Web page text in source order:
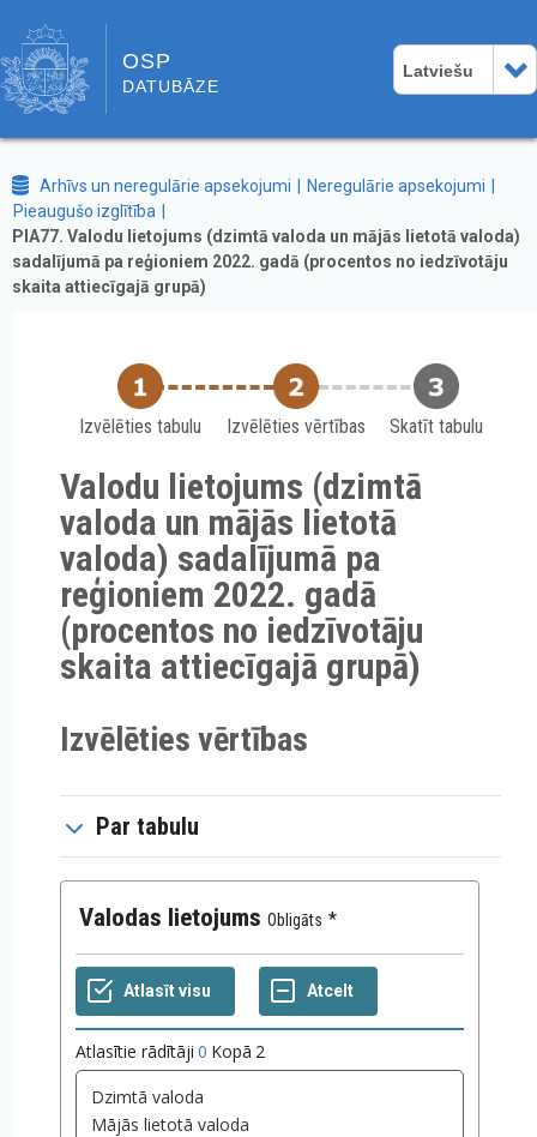
OSP
DATUBĀZE
Latviešu
Arhīvs un neregulārie apsekojumi
Neregulārie apsekojumi
Pieaugušo izglītība
PIA77. Valodu lietojums (dzimtā valoda un mājās lietotā valoda)
sadalījumā pa reģioniem 2022. gadā (procentos no iedzīvotāju
skaita attiecīgajā grupā)
Izvēlēties tabulu Izvēlēties vērtības Skatīt tabulu
Valodu lietojums (dzimtā
valoda un mājās lietotā
valoda) sadalījumā pa
reģioniem 2022. gadā
(procentos no iedzīvotāju
skaita attiecīgajā grupā)
Izvēlēties vērtības
Par tabulu
Valodas lietojums Obligāts
Atlasītie rādītāji 0 Kopā 2